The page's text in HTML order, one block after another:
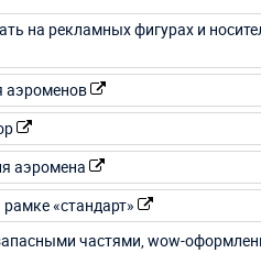
на рекламных фигурах и
аэроменов
аэромена
рамке «стандарт»
частями, wow-